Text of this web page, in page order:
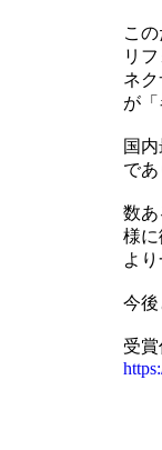
こ
リ
ネ
が
国
で
数
様に
よ
今後
受